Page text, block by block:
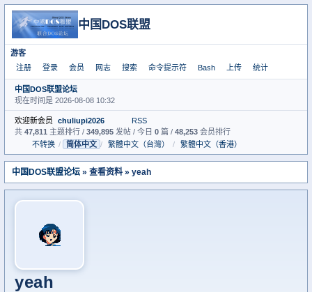
中国DOS联盟
游客
注册
登录 会员 网志 搜索 命令提示符 Bash 上传 统计
中国DOS联盟论坛
现在时间是 2026-08-08 10:32
欢迎新会员 chuliupi2026
RSS
共 47,811 主题排行 / 349,895 发帖 / 今日 0 篇 / 48,253 会员排行
不转换 / 简体中文 / 繁體中文（台灣） / 繁體中文（香港）
中国DOS联盟论坛 » 查看资料 » yeah
yeah